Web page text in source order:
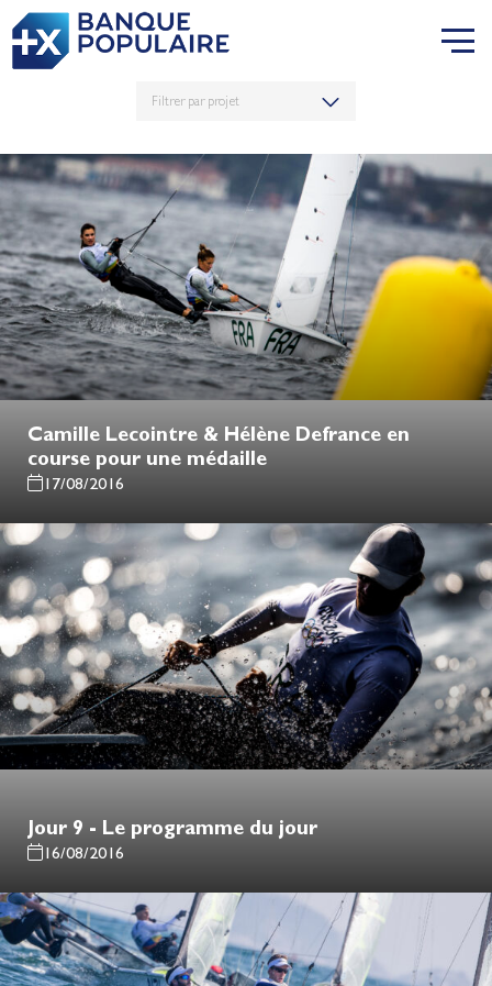
Camille Lecointre & Hélène Defrance en
course pour une médaille
17/08/2016
Jour 9 - Le programme du jour
16/08/2016